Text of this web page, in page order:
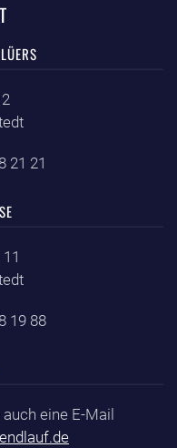
21 21
19 88
eine E-Mail